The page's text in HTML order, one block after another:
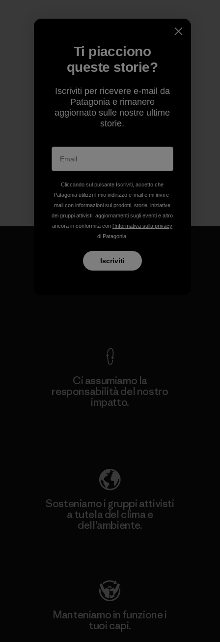
Ci assumiamo la
responsabilità del nostro
impatto.
Sosteniamo i gruppi attivisti
a tutela del clima e
dell'ambiente.
Manteniamo in funzione i
tuoi capi.
Ti piacciono
queste storie?
Iscriviti per ricevere e-mail da
Patagonia e rimanere
aggiornato sulle nostre ultime
storie.
Cliccando sul pulsante Iscriviti, accetto che
Patagonia utilizzi il mio indirizzo e-mail e mi invii e-
mail con informazioni sui prodotti, storie, iniziative
dei gruppi attivisti, aggiornamenti sugli eventi e altro
ancora in conformità con l'Informativa sulla privacy
di Patagonia.
Iscriviti